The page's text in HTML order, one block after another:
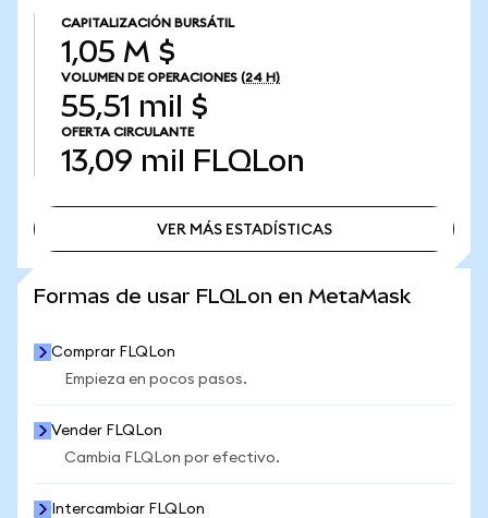
CAPITALIZACIÓN BURSÁTIL
1,05 M $
VOLUMEN DE OPERACIONES (24 H)
55,51 mil $
OFERTA CIRCULANTE
13,09 mil FLQLon
VER MÁS ESTADÍSTICAS
Formas de usar FLQLon en MetaMask
Comprar FLQLon
Empieza en pocos pasos.
Vender FLQLon
Cambia FLQLon por efectivo.
Intercambiar FLQLon